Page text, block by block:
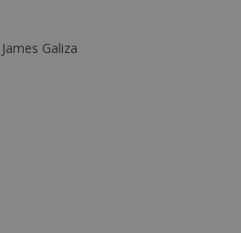
Galiza